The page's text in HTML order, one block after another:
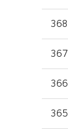
368
367
366
365